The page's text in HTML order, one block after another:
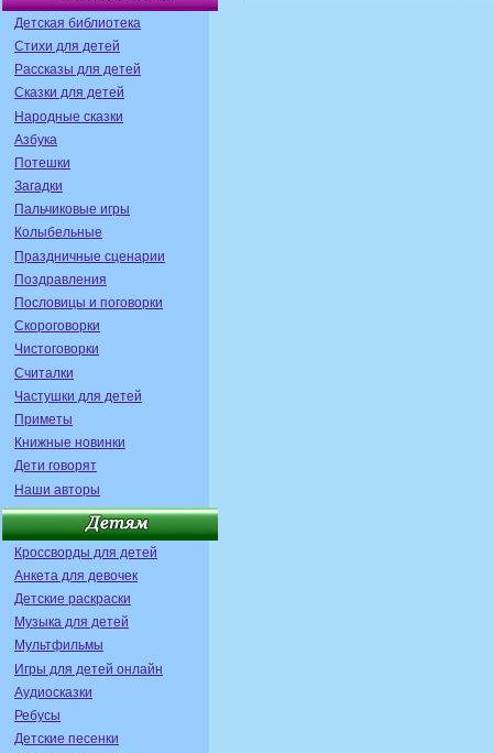
Детская библиотека
Стихи для детей
Рассказы для детей
Сказки для детей
Народные сказки
Азбука
Потешки
Загадки
Пальчиковые игры
Колыбельные
Праздничные сценарии
Поздравления
Пословицы и поговорки
Скороговорки
Чистоговорки
Считалки
Частушки для детей
Приметы
Книжные новинки
Дети говорят
Наши авторы
Кроссворды для детей
Анкета для девочек
Детские раскраски
Музыка для детей
Мультфильмы
Игры для детей онлайн
Аудиосказки
Ребусы
Детские песенки